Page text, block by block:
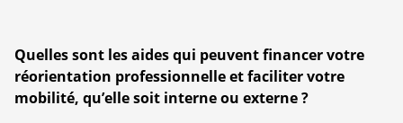
Quelles sont les aides qui peuvent financer votre
réorientation professionnelle et faciliter votre
mobilité, qu’elle soit interne ou externe ?